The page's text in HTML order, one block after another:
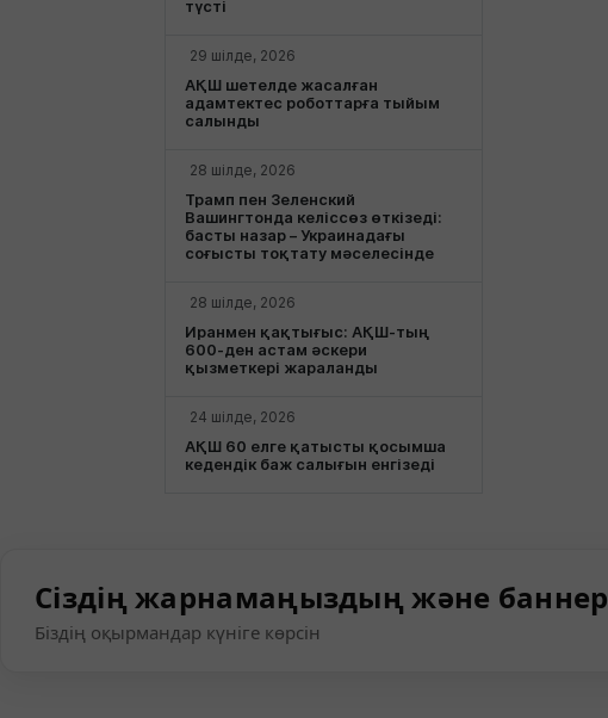
түсті
29 шілде, 2026
АҚШ шетелде жасалған
адамтектес роботтарға тыйым
салынды
28 шілде, 2026
Трамп пен Зеленский
Вашингтонда келіссөз өткізеді:
басты назар – Украинадағы
соғысты тоқтату мәселесінде
28 шілде, 2026
Иранмен қақтығыс: АҚШ-тың
600-ден астам әскери
қызметкері жараланды
24 шілде, 2026
АҚШ 60 елге қатысты қосымша
кедендік баж салығын енгізеді
Сіздің жарнамаңыздың және
Біздің оқырмандар күніге көрсін